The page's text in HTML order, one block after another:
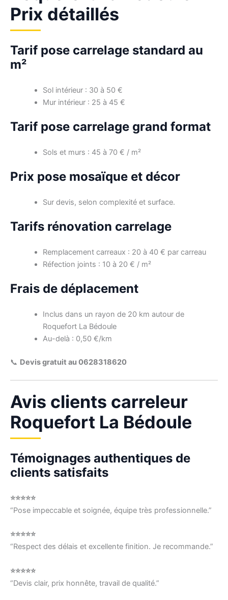
Prix détaillés
Tarif pose carrelage standard au
m²
Sol intérieur : 30 à 50 €
Mur intérieur : 25 à 45 €
Tarif pose carrelage grand format
Sols et murs : 45 à 70 € / m²
Prix pose mosaïque et décor
Sur devis, selon complexité et surface.
Tarifs rénovation carrelage
Remplacement carreaux : 20 à 40 € par carreau
Réfection joints : 10 à 20 € / m²
Frais de déplacement
Inclus dans un rayon de 20 km autour de
Roquefort La Bédoule
Au-delà : 0,50 €/km
📞 Devis gratuit au 0628318620
Avis clients carreleur
Roquefort La Bédoule
Témoignages authentiques de
clients satisfaits
⭐⭐⭐⭐⭐
“Pose impeccable et soignée, équipe très professionnelle.”
⭐⭐⭐⭐⭐
“Respect des délais et excellente finition. Je recommande.”
⭐⭐⭐⭐⭐
“Devis clair, prix honnête, travail de qualité.”